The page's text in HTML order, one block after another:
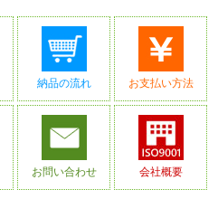
納品の流れ お支払い方法
お問い合わせ 会社概要